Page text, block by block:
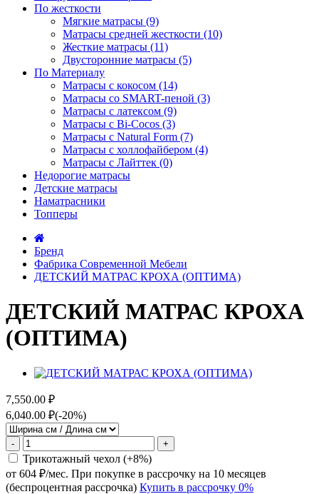
По жесткости
Мягкие матрасы (9)
Матрасы средней жесткости (10)
Жесткие матрасы (11)
Двусторонние матрасы (5)
По Материалу
Матрасы с кокосом (14)
Матрасы со SMART-пеной (3)
Матрасы с латексом (9)
Матрасы с Bi-Cocos (3)
Матрасы с Natural Form (7)
Матрасы с холлофайбером (4)
Матрасы с Лайттек (0)
Недорогие матрасы
Детские матрасы
Наматрасники
Топперы
Бренд
Фабрика Современной Мебели
ДЕТСКИЙ МАТРАС КРОХА (ОПТИМА)
ДЕТСКИЙ МАТРАС КРОХА
(ОПТИМА)
7,550.00 ₽
6,040.00 ₽(-20%)
- +
Трикотажный чехол (+8%)
от 604 ₽/мес. При покупке в рассрочку на 10 месяцев
(беспроцентная рассрочка) Купить в рассрочку 0%